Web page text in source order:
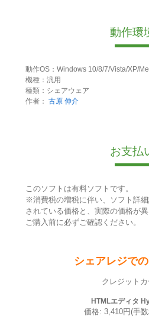
動作環
動作OS：Windows 10/8/7/Vista/XP/
機種：汎用
種類：シェアウェア
作者： 古原 伸介
お支払
このソフトは有料ソフトです。
※消費税の増税に伴い、ソフト詳
されている価格と、実際の価格が
ご購入前に必ずご確認ください。
シェアレジで
クレジットカ
HTMLエディタ
価格: 3,410円(手